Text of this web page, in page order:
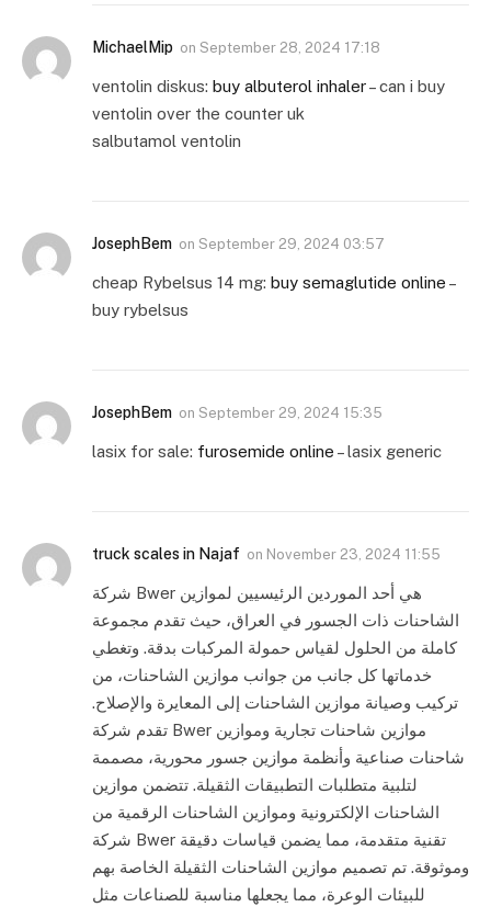
MichaelMip on September 28, 2024 17:18
ventolin diskus: buy albuterol inhaler– can i buy
ventolin over the counter uk
salbutamol ventolin
JosephBem on September 29, 2024 03:57
cheap Rybelsus 14 mg: buy semaglutide online –
buy rybelsus
JosephBem on September 29, 2024 15:35
lasix for sale: furosemide online – lasix generic
truck scales in Najaf on November 23, 2024 11:55
شركة Bwer هي أحد الموردين الرئيسيين لموازين
الشاحنات ذات الجسور في العراق، حيث تقدم مجموعة
كاملة من الحلول لقياس حمولة المركبات بدقة. وتغطي
خدماتها كل جانب من جوانب موازين الشاحنات، من
تركيب وصيانة موازين الشاحنات إلى المعايرة والإصلاح.
تقدم شركة Bwer موازين شاحنات تجارية وموازين
شاحنات صناعية وأنظمة موازين جسور محورية، مصممة
لتلبية متطلبات التطبيقات الثقيلة. تتضمن موازين
الشاحنات الإلكترونية وموازين الشاحنات الرقمية من
شركة Bwer تقنية متقدمة، مما يضمن قياسات دقيقة
وموثوقة. تم تصميم موازين الشاحنات الثقيلة الخاصة بهم
للبيئات الوعرة، مما يجعلها مناسبة للصناعات مثل